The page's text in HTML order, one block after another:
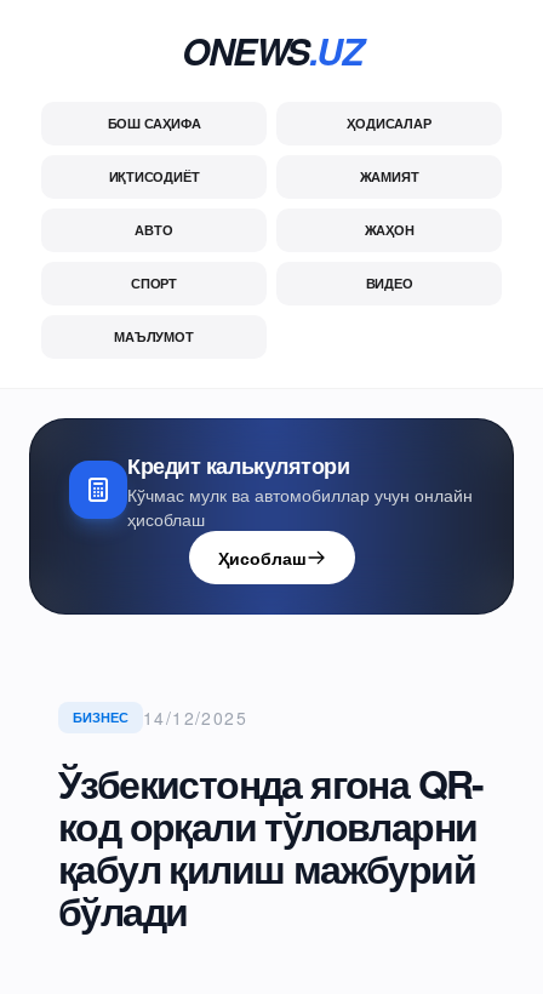
ONEWS.UZ
БОШ САҲИФА ҲОДИСАЛАР
ИҚТИСОДИЁТ ЖАМИЯТ
АВТО ЖАҲОН
СПОРТ ВИДЕО
МАЪЛУМОТ
Кредит калькулятори
Кўчмас мулк ва автомобиллар учун онлайн
ҳисоблаш
Ҳисоблаш
БИЗНЕС 14/12/2025
Ўзбекистонда ягона QR-
код орқали тўловларни
қабул қилиш мажбурий
бўлади